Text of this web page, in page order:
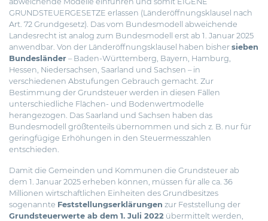
GRUNDSTEUERGESETZE erlassen (Länderöffnungsklausel nach
Art. 72 Grundgesetz). Das vom Bundesmodell abweichende
Landesrecht ist analog zum Bundesmodell erst ab 1. Januar 2025
anwendbar. Von der Länderöffnungsklausel haben bisher sieben
Bundesländer – Baden-Württemberg, Bayern, Hamburg,
Hessen, Niedersachsen, Saarland und Sachsen – in
verschiedenen Abstufungen Gebrauch gemacht. Zur
Bestimmung der Grundsteuer werden in diesen Fällen
unterschiedliche Flächen- und Bodenwertmodelle
herangezogen. Das Saarland und Sachsen haben das
Bundesmodell größtenteils übernommen und sich z. B. nur für
geringfügige Erhöhungen in den Steuermesszahlen
entschieden.
Damit die Gemeinden und Kommunen die Grundsteuer ab
dem 1. Januar 2025 erheben können, müssen für alle ca. 36
Millionen wirtschaftlichen Einheiten des Grundbesitzes
sogenannte Feststellungserklärungen zur Feststellung der
Grundsteuerwerte ab dem 1. Juli 2022 übermittelt werden,